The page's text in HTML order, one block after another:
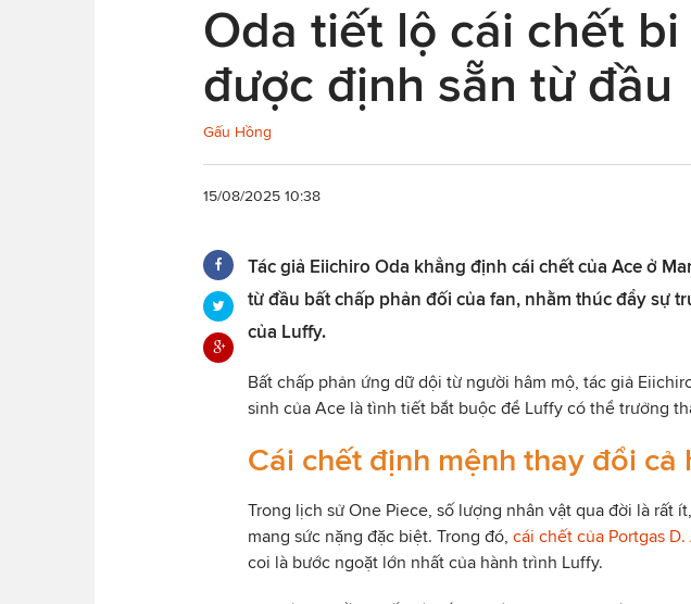
Oda tiết lộ cái chết
được định sẵn từ đầu
Gấu Hồng
15/08/2025 10:38
Tác giả Eiichiro Oda khẳng định cái chết của Ace ở
từ đầu bất chấp phản đối của fan, nhằm thúc đẩy sự
của Luffy.
Bất chấp phản ứng dữ dội từ người hâm mộ, tác giả
sinh của Ace là tình tiết bắt buộc để Luffy có thể trưởng
Cái chết định mệnh thay đổi cả
Trong lịch sử One Piece, số lượng nhân vật qua đời là rất
mang sức nặng đặc biệt. Trong đó, cái chết của Portgas D.
coi là bước ngoặt lớn nhất của hành trình Luffy.